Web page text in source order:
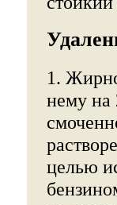
1.
нему на
целью